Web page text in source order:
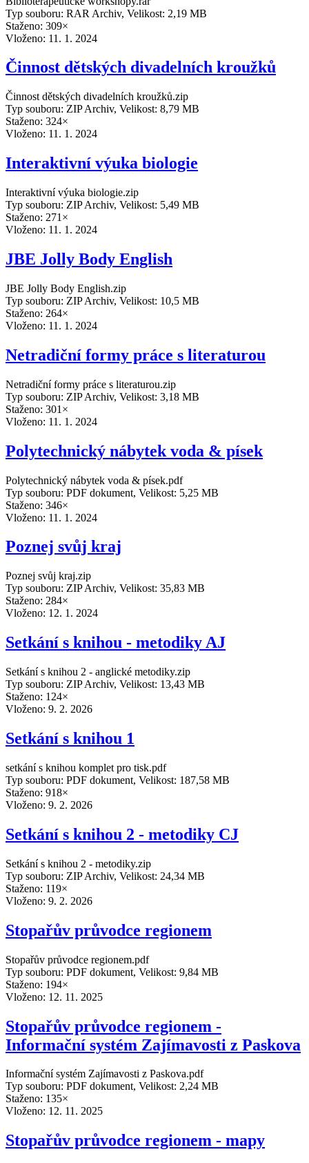
Typ souboru: RAR Archiv, Velikost: 2,19 MB
Staženo: 309×
Vloženo: 11. 1. 2024
Činnost dětských divadelních kroužků
Činnost dětských divadelních kroužků.zip
Typ souboru: ZIP Archiv, Velikost: 8,79 MB
Staženo: 324×
Vloženo: 11. 1. 2024
Interaktivní výuka biologie
Interaktivní výuka biologie.zip
Typ souboru: ZIP Archiv, Velikost: 5,49 MB
Staženo: 271×
Vloženo: 11. 1. 2024
JBE Jolly Body English
JBE Jolly Body English.zip
Typ souboru: ZIP Archiv, Velikost: 10,5 MB
Staženo: 264×
Vloženo: 11. 1. 2024
Netradiční formy práce s literaturou
Netradiční formy práce s literaturou.zip
Typ souboru: ZIP Archiv, Velikost: 3,18 MB
Staženo: 301×
Vloženo: 11. 1. 2024
Polytechnický nábytek voda & písek
Polytechnický nábytek voda & písek.pdf
Typ souboru: PDF dokument, Velikost: 5,25 MB
Staženo: 346×
Vloženo: 11. 1. 2024
Poznej svůj kraj
Poznej svůj kraj.zip
Typ souboru: ZIP Archiv, Velikost: 35,83 MB
Staženo: 284×
Vloženo: 12. 1. 2024
Setkání s knihou - metodiky AJ
Setkání s knihou 2 - anglické metodiky.zip
Typ souboru: ZIP Archiv, Velikost: 13,43 MB
Staženo: 124×
Vloženo: 9. 2. 2026
Setkání s knihou 1
setkání s knihou komplet pro tisk.pdf
Typ souboru: PDF dokument, Velikost: 187,58 MB
Staženo: 918×
Vloženo: 9. 2. 2026
Setkání s knihou 2 - metodiky CJ
Setkání s knihou 2 - metodiky.zip
Typ souboru: ZIP Archiv, Velikost: 24,34 MB
Staženo: 119×
Vloženo: 9. 2. 2026
Stopařův průvodce regionem
Stopařův průvodce regionem.pdf
Typ souboru: PDF dokument, Velikost: 9,84 MB
Staženo: 194×
Vloženo: 12. 11. 2025
Stopařův průvodce regionem -
Informační systém Zajímavosti z Paskova
Informační systém Zajímavosti z Paskova.pdf
Typ souboru: PDF dokument, Velikost: 2,24 MB
Staženo: 135×
Vloženo: 12. 11. 2025
Stopařův průvodce regionem - mapy